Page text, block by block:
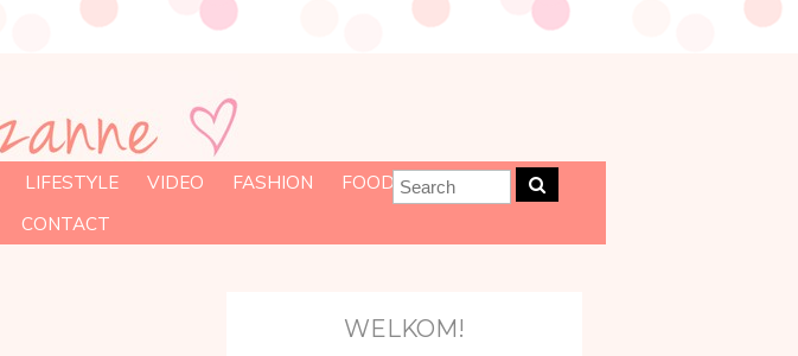
LIFESTYLE VIDEO FASHION
FOOD
CONTACT
WELKOM!